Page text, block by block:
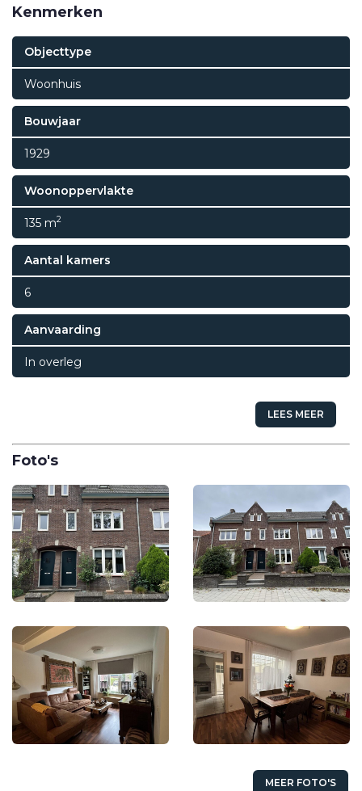
Kenmerken
Objecttype
Woonhuis
Bouwjaar
1929
Woonoppervlakte
135 m2
Aantal kamers
6
Aanvaarding
In overleg
LEES MEER
Foto's
MEER FOTO'S